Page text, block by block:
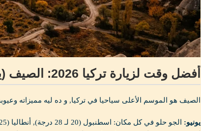
أفضل وقت لزيارة تركيا 2026: الصيف (يونيو, يوليو, أغسطس)
الصيف هو الموسم الأعلى سياحيا في تركيا, و ده ليه مميزاته
يونيو: